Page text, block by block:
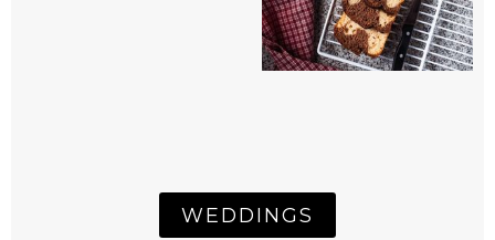
WEDDINGS